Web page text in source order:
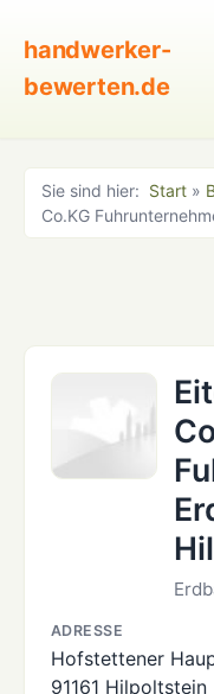
handwerker-
bewerten.de
Sie sind hier: Start »
Co.KG
ADRESSE
Hofstettener
91161 Hilpoltstein